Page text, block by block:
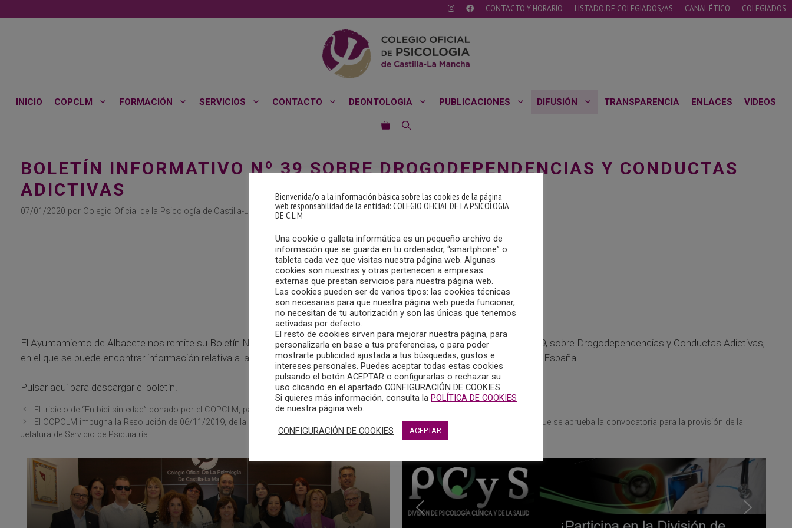
al
CONTACTO Y HORARIO LISTADO DE COLEGIADOS/AS CANAL ÉTICO COLEGIADOS
INICIO COPCLM FORMACIÓN SERVICIOS CONTACTO DEONTOLOGIA PUBLICACIONES DIFUSIÓN TRANSPARENCIA ENLACES VIDEOS
BOLETÍN INFORMATIVO Nº 39 SOBRE DROGODEPENDENCIAS Y CONDUCTAS
ADICTIVAS
07/01/2020 por Colegio Oficial de la Psicología de Castilla-La Mancha
El Ayuntamiento de Albacete nos remite su Boletín Nº 39, correspondiente a los meses de noviembre y diciembre de 2019, sobre Drogodependencias y Conductas Adictivas,
en el que se puede encontrar información relativa a la XIII Encuesta sobre Uso de Drogas en Enseñanzas Secundarias en España.
Pulsar aquí para descargar el boletín.
El triciclo de “En bici sin edad” donado por el COPCLM, participó en la San Silvestre albaceteña
El COPCLM impugna la Resolución de 06/11/2019, de la Gerencia de Atención Integrada de Alcázar de San Juan (Ciudad Real), por la que se aprueba la convocatoria para la provisión de la
Jefatura de Servicio de Psiquiatría.
Bienvenida/o a la información básica sobre las cookies de la página
web responsabilidad de la entidad: COLEGIO OFICIAL DE LA PSICOLOGIA
DE C.L.M
Una cookie o galleta informática es un pequeño archivo de
información que se guarda en tu ordenador, “smartphone” o
tableta cada vez que visitas nuestra página web. Algunas
cookies son nuestras y otras pertenecen a empresas
externas que prestan servicios para nuestra página web.
Las cookies pueden ser de varios tipos: las cookies técnicas
son necesarias para que nuestra página web pueda funcionar,
no necesitan de tu autorización y son las únicas que tenemos
activadas por defecto.
El resto de cookies sirven para mejorar nuestra página, para
personalizarla en base a tus preferencias, o para poder
mostrarte publicidad ajustada a tus búsquedas, gustos e
intereses personales. Puedes aceptar todas estas cookies
pulsando el botón ACEPTAR o configurarlas o rechazar su
uso clicando en el apartado CONFIGURACIÓN DE COOKIES.
Si quieres más información, consulta la POLÍTICA DE COOKIES
de nuestra página web.
CONFIGURACIÓN DE COOKIES ACEPTAR